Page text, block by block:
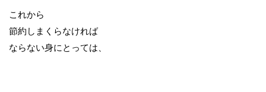
これから
節約しまくらなければ
ならない身にとっては、